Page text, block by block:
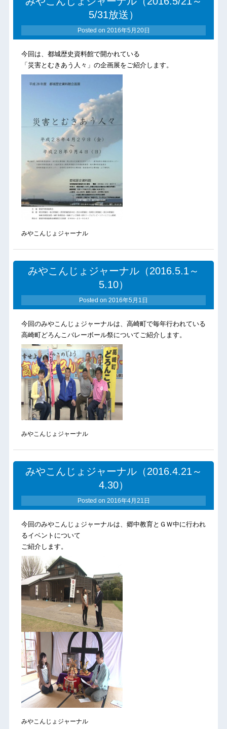
5/31放送）
Posted on 2016年5月20日
今回は、都城歴史資料館で開かれている
「災害とむきあう人々」の企画展をご紹介します。
みやこんじょジャーナル
みやこんじょジャーナル（2016.5.1～
5.10）
Posted on 2016年5月1日
今回のみやこんじょジャーナルは、高崎町で毎年行われている
高崎町どろんこバレーボール祭についてご紹介します。
みやこんじょジャーナル
みやこんじょジャーナル（2016.4.21～
4.30）
Posted on 2016年4月21日
今回のみやこんじょジャーナルは、郷中教育とＧＷ中に行われ
るイベントについて
ご紹介します。
みやこんじょジャーナル